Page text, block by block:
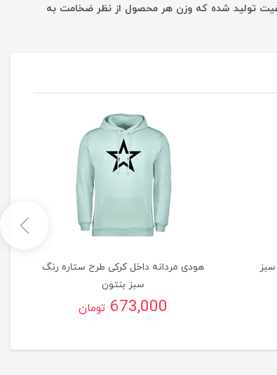
تولید شده که وزن هر محصول از نظر ضخامت به
هودی مردانه داخل کرکی طرح ستاره رنگ
سبز بنتون
673,000 تومان